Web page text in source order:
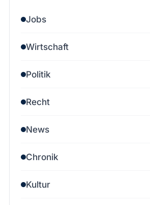
Jobs
Wirtschaft
Politik
Recht
News
Chronik
Kultur